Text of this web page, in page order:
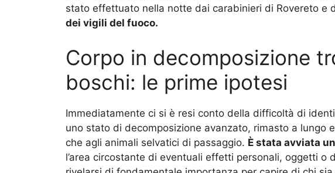
stato effettuato nella notte dai carabinieri di Rovereto e
dei vigili del fuoco.
Corpo in decomposizione
boschi: le prime ipotesi
Immediatamente ci si è resi conto della difficoltà di
uno stato di decomposizione avanzato, rimasto a lungo
che agli animali selvatici di passaggio. È stata avviata
l’area circostante di eventuali effetti personali, oggetti o